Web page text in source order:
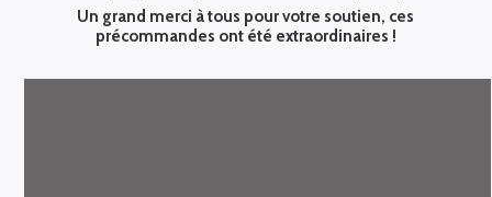
Un grand merci à tous pour votre soutien, ces
précommandes ont été extraordinaires !